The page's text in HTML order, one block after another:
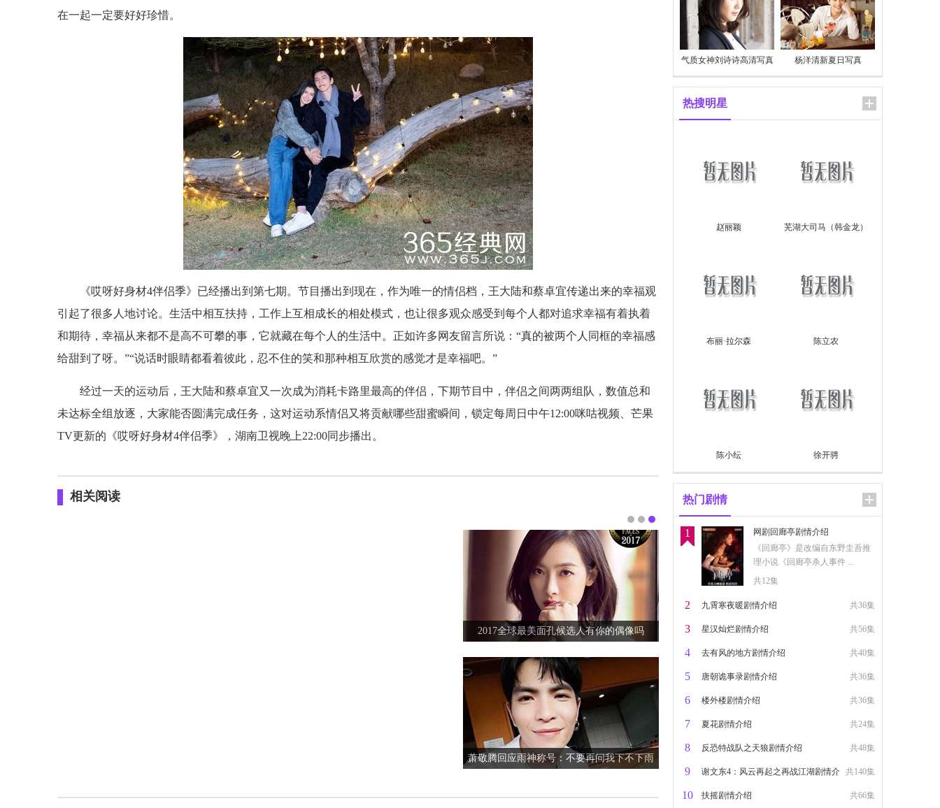
在一起一定要好好珍惜。
《哎呀好身材4伴侣季》已经播出到第七期。节目播出到现在，作为唯一的情侣档，王大陆和蔡卓宜传递出来的幸福观
引起了很多人地讨论。生活中相互扶持，工作上互相成长的相处模式，也让很多观众感受到每个人都对追求幸福有着执着
和期待，幸福从来都不是高不可攀的事，它就藏在每个人的生活中。正如许多网友留言所说：“真的被两个人同框的幸福感
给甜到了呀。”“说话时眼睛都看着彼此，忍不住的笑和那种相互欣赏的感觉才是幸福吧。”
经过一天的运动后，王大陆和蔡卓宜又一次成为消耗卡路里最高的伴侣，下期节目中，伴侣之间两两组队，数值总和
未达标全组放逐，大家能否圆满完成任务，这对运动系情侣又将贡献哪些甜蜜瞬间，锁定每周日中午12:00咪咕视频、芒果
TV更新的《哎呀好身材4伴侣季》，湖南卫视晚上22:00同步播出。
相关阅读
胡歌薛佳凝美国约会再续前缘？
杨洋新歌就像是IDOL下载试听mv及歌词
气质女神刘诗诗高清写真 杨洋清新夏日写真
热搜明星
赵丽颖 芜湖大司马（韩金龙）
布丽·拉尔森 陈立农
陈小纭 徐开骋
热门剧情
1
网剧回廊亭剧情介绍
《回廊亭》是改编自东野圭吾推
理小说《回廊亭杀人事件 ...
共12集
2 共36集
九霄寒夜暖剧情介绍
3 共56集
星汉灿烂剧情介绍
4 共40集
去有风的地方剧情介绍
5 共36集
唐朝诡事录剧情介绍
6 共36集
楼外楼剧情介绍
7 共24集
夏花剧情介绍
8 共48集
反恐特战队之天狼剧情介绍
9 共140集
谢文东4：风云再起之再战江湖剧情介
绍
10 共66集
扶摇剧情介绍